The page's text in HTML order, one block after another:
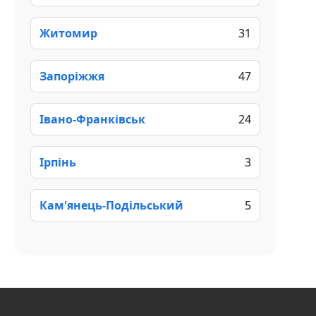
Житомир 31
Запоріжжя 47
Івано-Франківськ 24
Ірпінь 3
Кам'янець-Подільський 5